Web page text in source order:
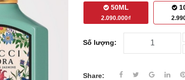
50ML
2.090.000₫
Số lượng:
Share: